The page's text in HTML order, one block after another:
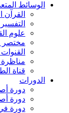
الوسائط
القرآن
التفسير
علوم
مختصر
مناظرة
قناة
الدورات
دورة
دورة
دورة